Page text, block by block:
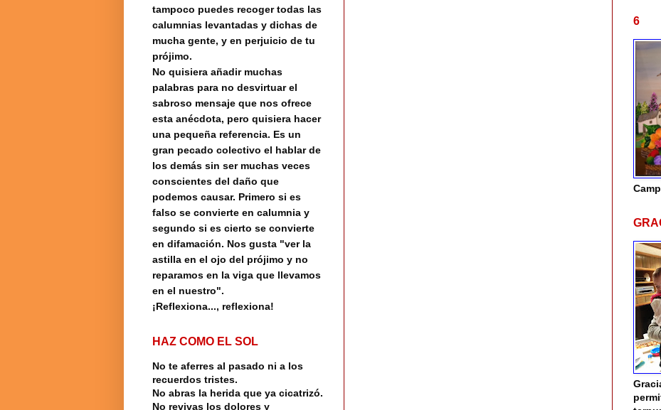
tampoco puedes recoger todas las
calumnias levantadas y dichas de
mucha gente, y en perjuicio de tu
prójimo.
No quisiera añadir muchas
palabras para no desvirtuar el
sabroso mensaje que nos ofrece
esta anécdota, pero quisiera hacer
una pequeña referencia. Es un
gran pecado colectivo el hablar de
los demás sin ser muchas veces
conscientes del daño que
podemos causar. Primero si es
falso se convierte en calumnia y
segundo si es cierto se convierte
en difamación. Nos gusta "ver la
astilla en el ojo del prójimo y no
reparamos en la viga que llevamos
en el nuestro".
¡Reflexiona..., reflexiona!
HAZ COMO EL SOL
No te aferres al pasado ni a los
recuerdos tristes.
No abras la herida que ya cicatrizó.
No revivas los dolores y
6